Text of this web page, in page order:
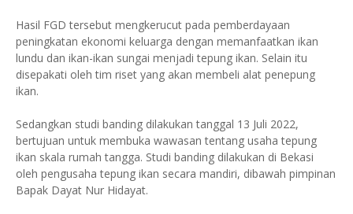
Hasil FGD tersebut mengkerucut pada pemberdayaan
peningkatan ekonomi keluarga dengan memanfaatkan ikan
lundu dan ikan-ikan sungai menjadi tepung ikan. Selain itu
disepakati oleh tim riset yang akan membeli alat penepung
ikan.
Sedangkan studi banding dilakukan tanggal 13 Juli 2022,
bertujuan untuk membuka wawasan tentang usaha tepung
ikan skala rumah tangga. Studi banding dilakukan di Bekasi
oleh pengusaha tepung ikan secara mandiri, dibawah pimpinan
Bapak Dayat Nur Hidayat.